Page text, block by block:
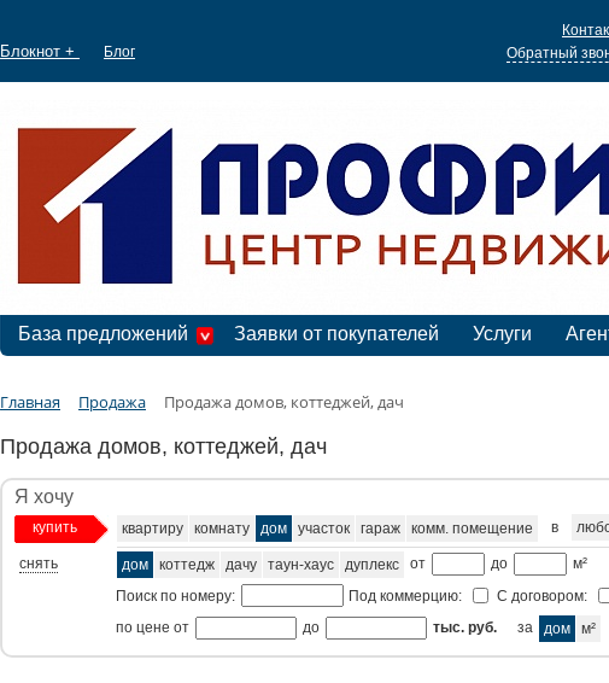
Блокнот + Блог
Обратный
База предложений Заявки от покупателей Услуги
Главная Продажа Продажа домов, коттеджей, дач
Продажа домов, коттеджей, дач
Я хочу
купить
снять
квартиру комнату дом участок гараж комм. помещение в
дом коттедж дачу таун-хаус дуплекс от до
м²
Поиск по номеру:
Под коммерцию:
С договором:
по цене от
до тыс. руб. за дом м²